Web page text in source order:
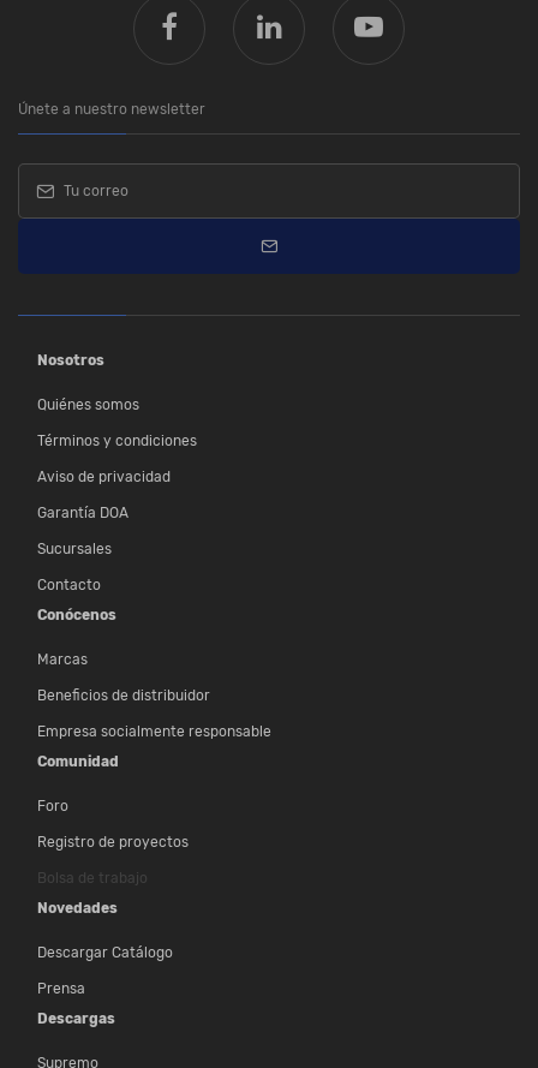
Únete a nuestro newsletter
Nosotros
Quiénes somos
Términos y condiciones
Aviso de privacidad
Garantía DOA
Sucursales
Contacto
Conócenos
Marcas
Beneficios de distribuidor
Empresa socialmente responsable
Comunidad
Foro
Registro de proyectos
Bolsa de trabajo
Novedades
Descargar Catálogo
Prensa
Descargas
Supremo